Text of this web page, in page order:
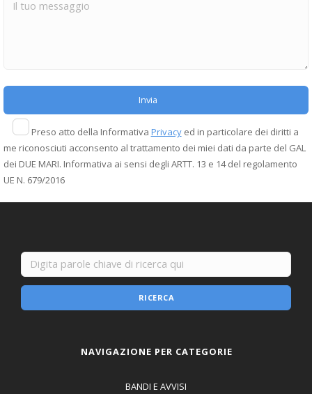
Preso atto della Informativa Privacyed in particolare dei diritti a
me riconosciuti acconsento al trattamento dei miei dati da parte del GAL
dei DUE MARI. Informativa ai sensi degli ARTT. 13 e 14 del regolamento
UE N. 679/2016
RICERCA
NAVIGAZIONE PER CATEGORIE
BANDI E AVVISI